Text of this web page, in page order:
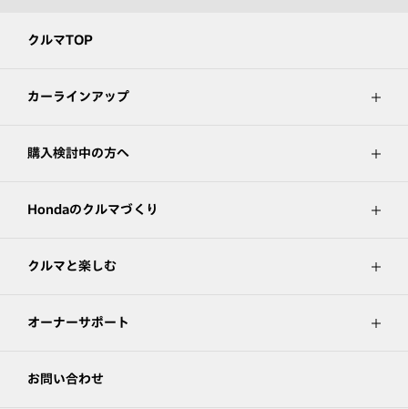
クルマTOP
カーラインアップ
購入検討中の方へ
Hondaのクルマづくり
クルマと楽しむ
オーナーサポート
お問い合わせ